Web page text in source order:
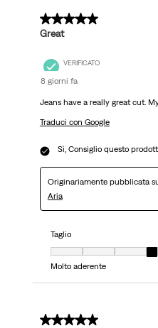
5 su 5 stelle.
Great
VERIFICATO
8 giorni fa
Jeans have a really great cut.
Traduci con Google
Sì, Consiglio questo
Originariamente pubblicata
Aria
Taglio
Taglio, 4 su 7, dove 1 è
Molto aderente
5 su 5 stelle.